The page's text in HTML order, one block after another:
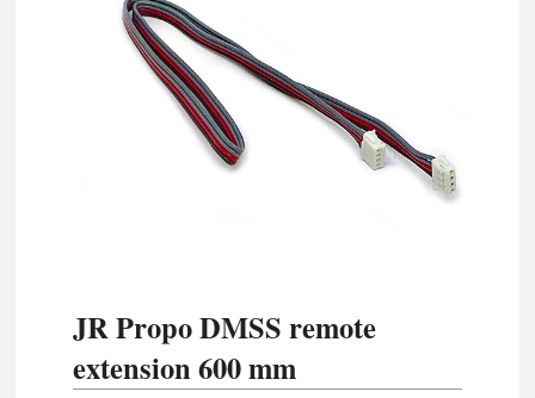
JR Propo DMSS remote
extension 600 mm